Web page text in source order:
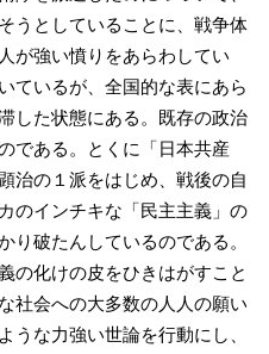
うとしていることに、戦争体
が強い憤りをあらわしてい
ているが、全国的な表にあら
した状態にある。既存の政治
である。とくに「日本共産
治の１派をはじめ、戦後の自
のインチキな「民主主義」の
り破たんしているのである。
の化けの皮をひきはがすこと
社会への大多数の人人の願い
うな力強い世論を行動にし、